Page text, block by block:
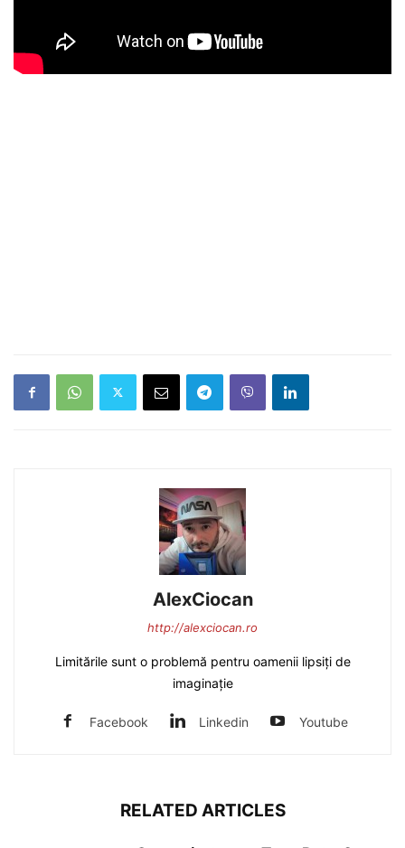
AlexCiocan
http://alexciocan.ro
Limitările sunt o problemă pentru oamenii lipsiți de
imaginație
Facebook Linkedin Youtube
RELATED ARTICLES